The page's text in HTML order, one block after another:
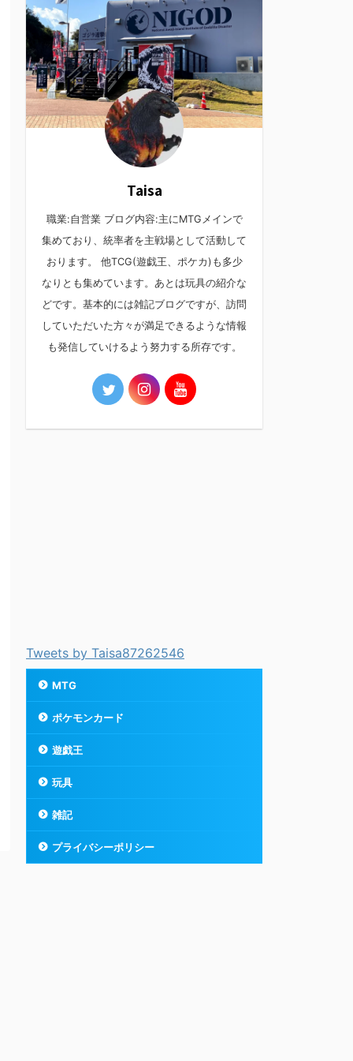
Taisa
職業:自営業 ブログ内容:主にMTGメインで
集めており、統率者を主戦場として活動して
おります。 他TCG(遊戯王、ポケカ)も多少
なりとも集めています。あとは玩具の紹介な
どです。基本的には雑記ブログですが、訪問
していただいた方々が満足できるような情報
も発信していけるよう努力する所存です。
Tweets by Taisa87262546
MTG
ポケモンカード
遊戯王
玩具
雑記
プライバシーポリシー